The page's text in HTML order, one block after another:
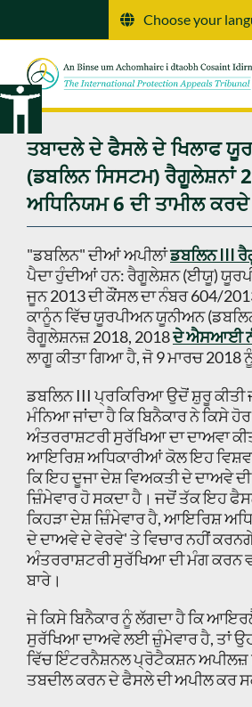
Choose your
ਤਬਾਦਲੇ ਦੇ ਫੈਸਲੇ ਦੇ ਖਿਲਾਫ
(ਡਬਲਿਨ ਸਿਸਟਮ) ਰੈਗੂਲੇਸ਼ਨਾਂ
ਅਧਿਨਿਯਮ 6 ਦੀ ਤਾਮੀਲ
"ਡਬਲਿਨ" ਦੀਆਂ ਅਪੀਲਾਂਡਬਲਿਨ III
ਪੈਦਾ ਹੁੰਦੀਆਂ ਹਨ: ਰੈਗੂਲੇਸ਼ਨ (ਈਯੂ)
ਜੂਨ 2013 ਦੀ ਕੌਂਸਲ ਦਾ ਨੰਬਰ 604/
ਕਾਨੂੰਨ ਵਿੱਚ ਯੂਰਪੀਅਨ ਯੂਨੀਅਨ
ਰੈਗੂਲੇਸ਼ਨਜ਼ 2018, 2018ਦੇ ਐਸਆਈ
ਲਾਗੂ ਕੀਤਾ ਗਿਆ ਹੈ, ਜੋ 9 ਮਾਰਚ
ਡਬਲਿਨ III ਪ੍ਰਕਿਰਿਆ ਉਦੋਂ ਸ਼ੁਰੂ ਕੀਤੀ
ਮੰਨਿਆ ਜਾਂਦਾ ਹੈ ਕਿ ਬਿਨੈਕਾਰ ਨੇ ਕਿਸੇ
ਅੰਤਰਰਾਸ਼ਟਰੀ ਸੁਰੱਖਿਆ ਦਾ ਦਾਅਵਾ
ਆਇਰਿਸ਼ ਅਧਿਕਾਰੀਆਂ ਕੋਲ ਇਹ
ਕਿ ਇਹ ਦੂਜਾ ਦੇਸ਼ ਵਿਅਕਤੀ ਦੇ ਦਾਅਵੇ
ਜ਼ਿੰਮੇਵਾਰ ਹੋ ਸਕਦਾ ਹੈ। ਜਦੋਂ ਤੱਕ ਇਹ
ਕਿਹੜਾ ਦੇਸ਼ ਜ਼ਿੰਮੇਵਾਰ ਹੈ, ਆਇਰਿਸ਼
ਦੇ ਦਾਅਵੇ ਦੇ ਵੇਰਵੇ' ਤੇ ਵਿਚਾਰ ਨਹੀਂ
ਅੰਤਰਰਾਸ਼ਟਰੀ ਸੁਰੱਖਿਆ ਦੀ ਮੰਗ ਕਰਨ
ਬਾਰੇ।
ਜੇ ਕਿਸੇ ਬਿਨੈਕਾਰ ਨੂੰ ਲੱਗਦਾ ਹੈ ਕਿ
ਸੁਰੱਖਿਆ ਦਾਅਵੇ ਲਈ ਜ਼ੁੰਮੇਵਾਰ ਹੈ, ਤਾਂ
ਵਿੱਚ ਇੰਟਰਨੈਸ਼ਨਲ ਪ੍ਰੋਟੈਕਸ਼ਨ ਅਪੀਲਜ਼
ਤਬਦੀਲ ਕਰਨ ਦੇ ਫੈਸਲੇ ਦੀ ਅਪੀਲ ਕਰ